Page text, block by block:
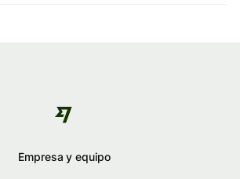
Empresa y equipo